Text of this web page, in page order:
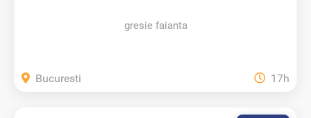
gresie faianta
Bucuresti 17h